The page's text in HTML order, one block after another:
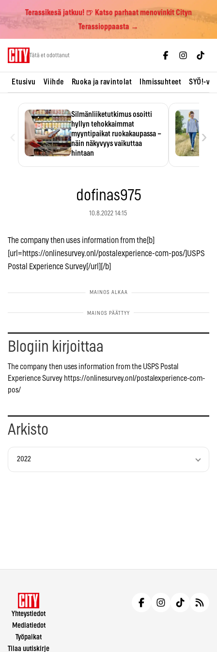
Terassikesä jatkuu! 🍺 Katso parhaat menovinkit Cityn
Terassioppaasta →
Tätä et odottanut
Etusivu Viihde Ruoka ja ravintolat Ihmissuhteet SYÖ!-
Silmänliiketutkimus osoitti
hyllyn tehokkaimmat
myyntipaikat ruokakaupassa –
näin näkyvyys vaikuttaa
hintaan
›
dofinas975
10.8.2022 14:15
The company then uses information from the[b]
[url=https://onlinesurvey.onl/postalexperience-com-pos/]USPS
Postal Experience Survey[/url][/b]
Blogiin kirjoittaa
The company then uses information from the USPS Postal
Experience Survey https://onlinesurvey.onl/postalexperience-com-
pos/
Arkisto
2022
Yhteystiedot
Mediatiedot
Työpaikat
Tilaa uutiskirje